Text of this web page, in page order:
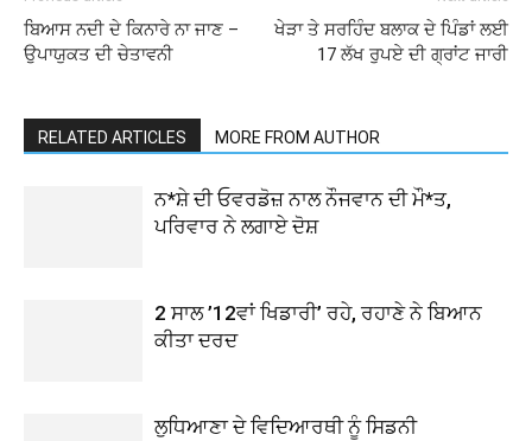
ਬਿਆਸ ਨਦੀ ਦੇ ਕਿਨਾਰੇ ਨਾ ਜਾਣ –
ਉਪਾਯੁਕਤ ਦੀ ਚੇਤਾਵਨੀ
ਖੇੜਾ ਤੇ ਸਰਹਿੰਦ ਬਲਾਕ ਦੇ ਪਿੰਡਾਂ ਲਈ
17 ਲੱਖ ਰੁਪਏ ਦੀ ਗ੍ਰਾਂਟ ਜਾਰੀ
RELATED ARTICLES MORE FROM AUTHOR
ਨ*ਸ਼ੇ ਦੀ ਓਵਰਡੋਜ਼ ਨਾਲ ਨੌਜਵਾਨ ਦੀ ਮੌ*ਤ,
ਪਰਿਵਾਰ ਨੇ ਲਗਾਏ ਦੋਸ਼
2 ਸਾਲ ’12ਵਾਂ ਖਿਡਾਰੀ’ ਰਹੇ, ਰਹਾਣੇ ਨੇ ਬਿਆਨ
ਕੀਤਾ ਦਰਦ
ਲੁਧਿਆਣਾ ਦੇ ਵਿਦਿਆਰਥੀ ਨੂੰ ਸਿਡਨੀ